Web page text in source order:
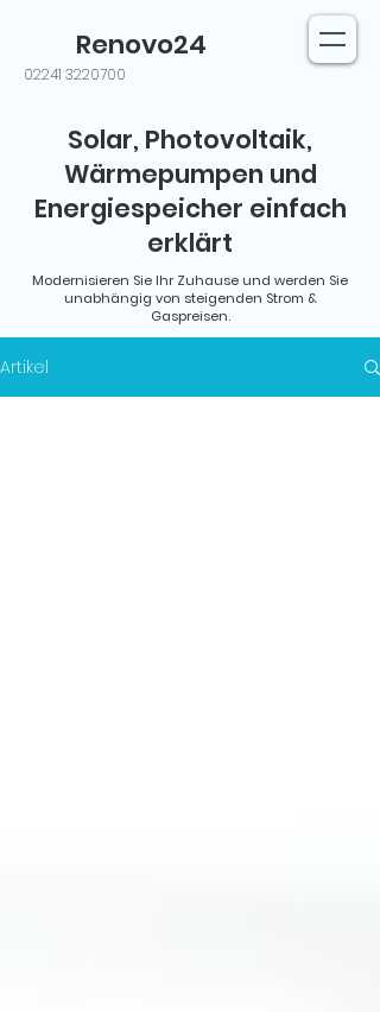
Renovo24
02241 3220700
Solar, Photovoltaik,
Wärmepumpen und
Energiespeicher einfach
erklärt
Modernisieren Sie Ihr Zuhause und werden Sie
unabhängig von steigenden Strom &
Gaspreisen.
Artikel